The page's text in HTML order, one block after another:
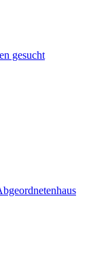
gesucht